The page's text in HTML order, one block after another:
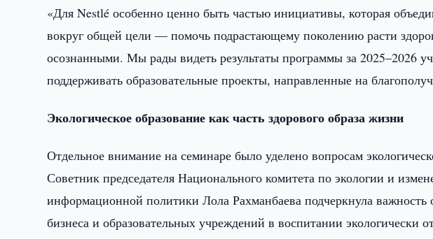
«Для Nestlé особенно ценно быть частью инициативы, которая
вокруг общей цели — помочь подрастающему поколению расти
осознанными. Мы рады видеть результаты программы за 2025–2026
поддерживать образовательные проекты, направленные на
Экологическое образование как часть здорового образа жизни
Отдельное внимание на семинаре было уделено вопросам
Советник председателя Национального комитета по экологии и
информационной политики Лола Рахманбаева подчеркнула важность
бизнеса и образовательных учреждений в воспитании экологически